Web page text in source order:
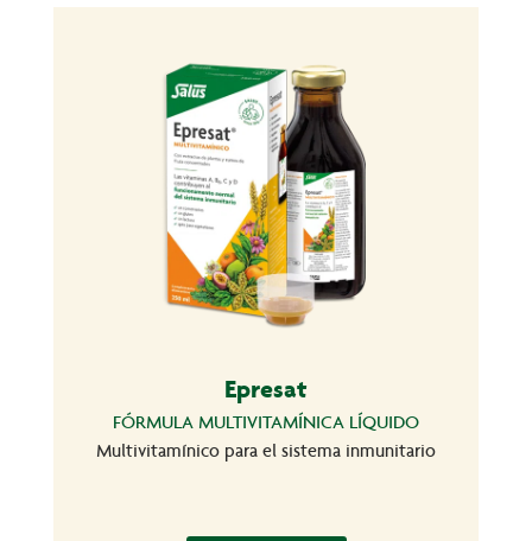
Epresat
FÓRMULA MULTIVITAMÍNICA LÍQUIDO
Multivitamínico para el sistema inmunitario